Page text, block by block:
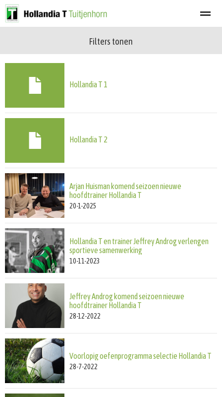
Afgelastingen
Home
Filters tonen
Hollandia T 1
Hollandia T 2
Arjan Huisman komend seizoen nieuwe
hoofdtrainer Hollandia T
20-1-2025
Hollandia T en trainer Jeffrey Androg verlengen
sportieve samenwerking
10-11-2023
Jeffrey Androg komend seizoen nieuwe
hoofdtrainer Hollandia T
28-12-2022
Voorlopig oefenprogramma selectie Hollandia T
28-7-2022